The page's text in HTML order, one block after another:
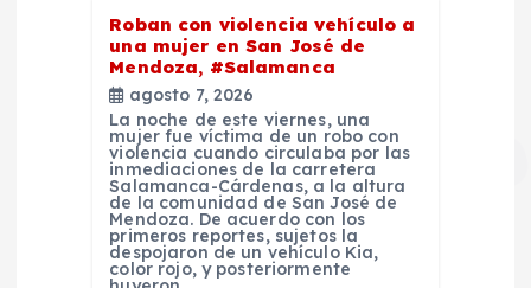
Roban con violencia vehículo a
una mujer en San José de
Mendoza, #Salamanca
agosto 7, 2026
La noche de este viernes, una
mujer fue víctima de un robo con
violencia cuando circulaba por las
inmediaciones de la carretera
Salamanca-Cárdenas, a la altura
de la comunidad de San José de
Mendoza. De acuerdo con los
primeros reportes, sujetos la
despojaron de un vehículo Kia,
color rojo, y posteriormente